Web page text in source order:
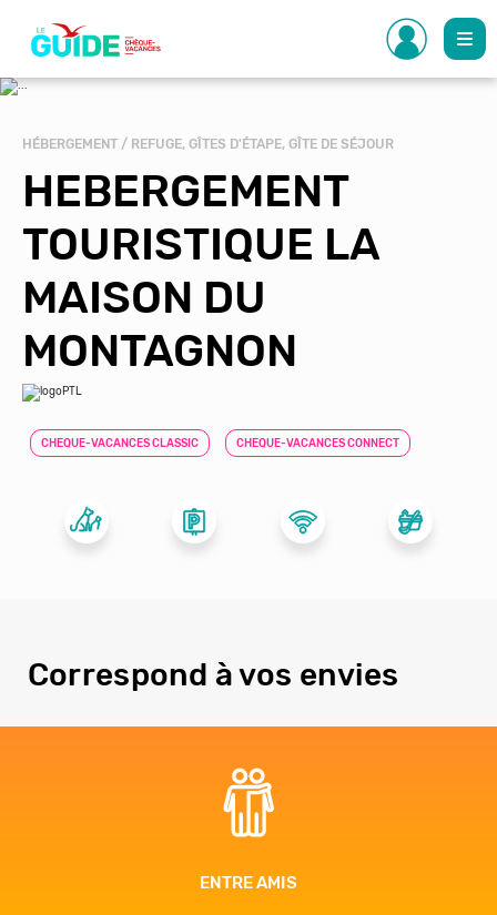
contenu
principal
HÉBERGEMENT / REFUGE, GÎTES D'ÉTAPE, GÎTE DE SÉJOUR
HEBERGEMENT
TOURISTIQUE LA
MAISON DU
MONTAGNON
CHEQUE-VACANCES CLASSIC CHEQUE-VACANCES CONNECT
Correspond à vos envies
ENTRE AMIS